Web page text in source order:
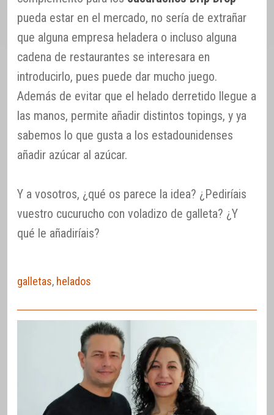
pueda estar en el mercado, no sería de extrañar
que alguna empresa heladera o incluso alguna
cadena de restaurantes se interesara en
introducirlo, pues puede dar mucho juego.
Además de evitar que el helado derretido llegue a
las manos, permite añadir distintos topings, y ya
sabemos lo que gusta a los estadounidenses
añadir azúcar al azúcar.
Y a vosotros, ¿qué os parece la idea? ¿Pediríais
vuestro cucurucho con voladizo de galleta? ¿Y
qué le añadiríais?
galletas, helados